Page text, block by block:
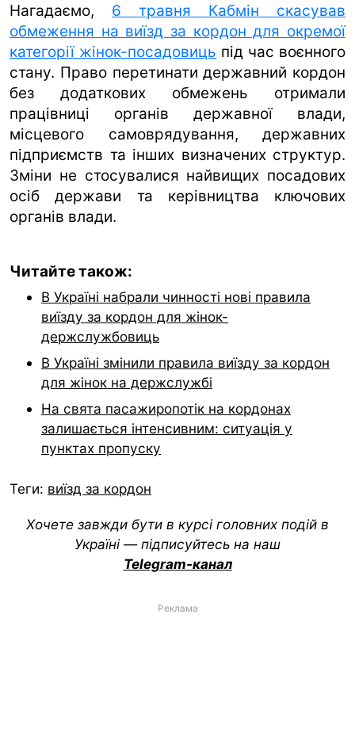
Нагадаємо, 6 травня Кабмін скасував
обмеження на виїзд за кордон для окремої
категорії жінок-посадовиць під час воєнного
стану. Право перетинати державний кордон
без додаткових обмежень отримали
працівниці органів державної влади,
місцевого самоврядування, державних
підприємств та інших визначених структур.
Зміни не стосувалися найвищих посадових
осіб держави та керівництва ключових
органів влади.
Читайте також:
В Україні набрали чинності нові правила
виїзду за кордон для жінок-
держслужбовиць
В Україні змінили правила виїзду за кордон
для жінок на держслужбі
На свята пасажиропотік на кордонах
залишається інтенсивним: ситуація у
пунктах пропуску
Теги: виїзд за кордон
Хочете завжди бути в курсі головних подій в
Україні — підписуйтесь на наш
Telegram-канал
Реклама